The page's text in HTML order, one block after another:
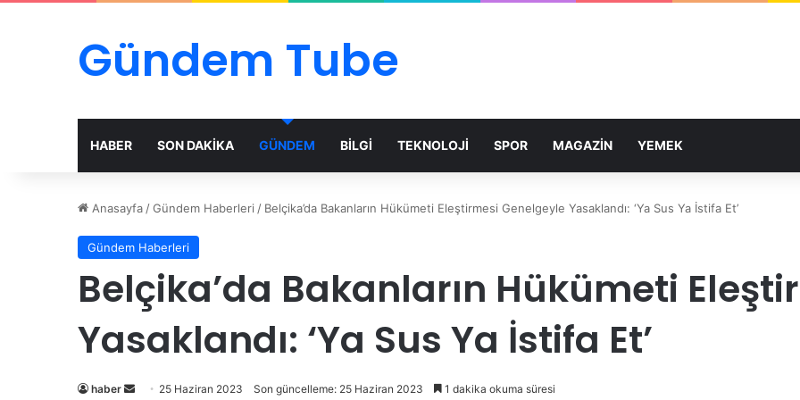
Gündem Tube
HABER SON DAKİKA GÜNDEM BİLGİ TEKNOLOJİ SPOR MAGAZİN YEMEK
Anasayfa /Gündem Haberleri / Belçika’da Bakanların Hükümeti Eleştirmesi Genelgeyle Yasaklandı: ‘Ya Sus Ya İstifa Et’
Gündem Haberleri
Belçika’da Bakanların Hükümeti
Yasaklandı: ‘Ya Sus Ya İstifa Et’
haber
Bir
25 Haziran 2023 Son güncelleme: 25 Haziran 2023 1 dakika okuma süresi